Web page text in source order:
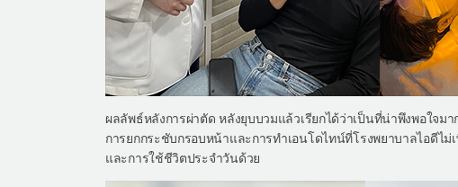
ผลลัพธ์หลังการผ่าตัด หลังยุบบวมแล้วเรียกได้ว่าเป็นที่น่าพึงพอใ
การยกกระชับกรอบหน้าและการทำเอนโดไทน์ที่โรงพยาบาลไอดี
และการใช้ชีวิตประจำวันด้วย